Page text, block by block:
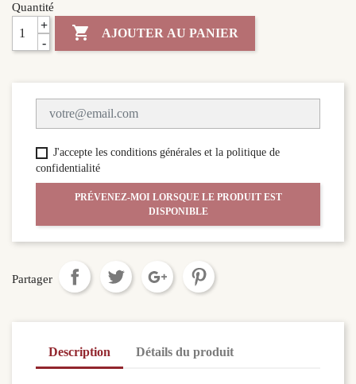
Quantité
+
 AJOUTER AU PANIER
J'accepte les conditions générales et la politique de
confidentialité
PRÉVENEZ-MOI LORSQUE LE PRODUIT EST
DISPONIBLE
Partager
Description Détails du produit